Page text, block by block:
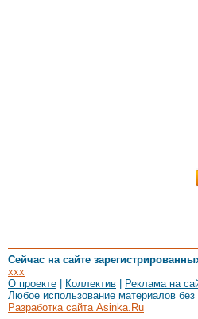
Сейчас на сайте
xxx
О проекте
Коллектив Реклама на
Любое использование материалов
Разработка сайта Asinka.Ru